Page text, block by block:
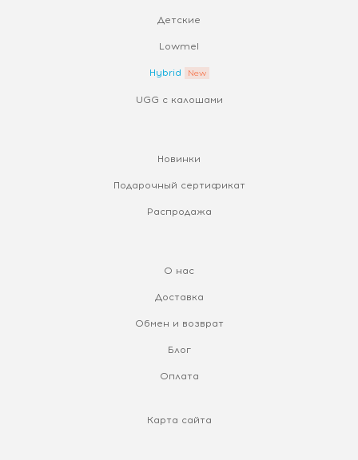
Детские
Lowmel
Hybrid
UGG с калошами
Новинки
Подарочный сертификат
Распродажа
О нас
Доставка
Обмен и возврат
Блог
Оплата
Карта сайта